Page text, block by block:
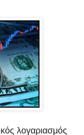
λογαριασμός